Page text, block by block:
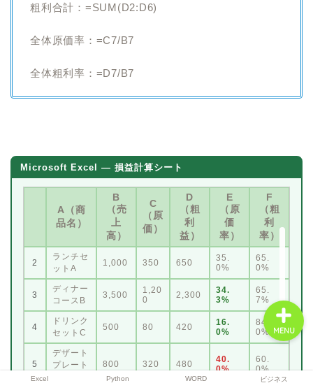
粗利合計：=SUM(D2:D6)
全体原価率：=C7/B7
全体粗利率：=D7/B7
Microsoft Excel — 損益計算シート
A（商
品名）
B
（売
上
高）
C
（原
価）
D
（粗
利
益）
E
（原
価
率）
F
（粗
利
率）
2
ランチセ
ットA
1,000 350 650
35.
0%
65.
0%
3
ディナー
コースB
3,500
1,20
0
2,300
34.
3%
65.
7%
4
ドリンク
セットC
500 80 420
16.
0%
84.
0%
5
デザート
プレート
800 320 480
40.
0%
60.
0%
Excel Python WORD ビジネス
MENU
WORD
ビジネス